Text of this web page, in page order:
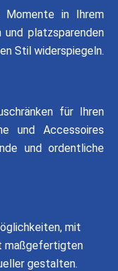
Momente in Ihrem
platzsparenden
Stil widerspiegeln.
für Ihren
und Accessoires
und ordentliche
mit
maßgefertigten
gestalten.